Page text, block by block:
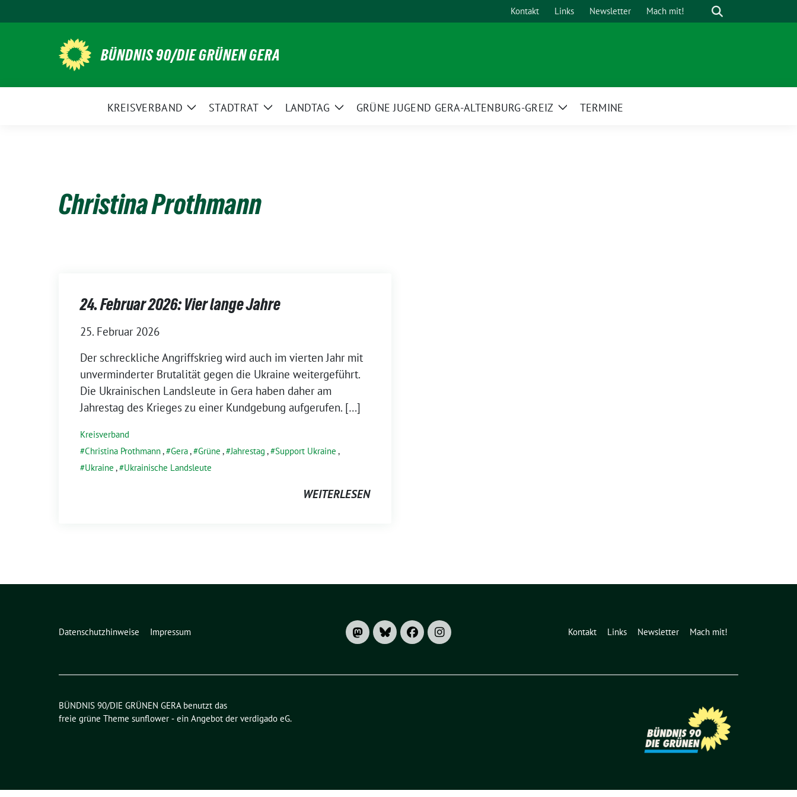
zum
Kontakt Links Newsletter Mach mit! Suche
BÜNDNIS 90/DIE GRÜNEN GERA
KREISVERBAND
ZeigeSTADTRAT
ZeigeLANDTAG
ZeigeGRÜNE JUGEND GERA-ALTENBURG-GREIZ
ZeigeTERMINE
Christina Prothmann
24. Februar 2026: Vier lange Jahre
25. Februar 2026
Der schreckliche Angriffskrieg wird auch im vierten Jahr mit
unverminderter Brutalität gegen die Ukraine weitergeführt.
Die Ukrainischen Landsleute in Gera haben daher am
Jahrestag des Krieges zu einer Kundgebung aufgerufen. […]
Kreisverband
Christina Prothmann, Gera, Grüne , Jahrestag , Support Ukraine ,
Ukraine , Ukrainische Landsleute
WEITERLESEN
Datenschutzhinweise Impressum Kontakt Links Newsletter Mach mit!
BÜNDNIS 90/DIE GRÜNEN GERA benutzt das
freie grüne Theme sunflower ‐ ein Angebot der verdigado eG.